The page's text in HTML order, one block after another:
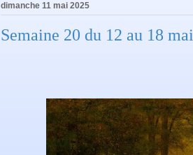
dimanche 11 mai 2025
Semaine 20 du 12 au 18 mai